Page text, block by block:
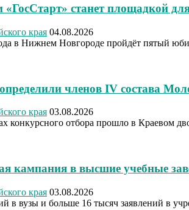
станет площадкой
края 04.08.2026
в Нижнем Новгороде пройдёт пятый
членов IV состава
края 03.08.2026
конкурсного отбора прошло в Краевом
кампания в высшие учебные
края 03.08.2026
в вузы и больше 16 тысяч заявлений в